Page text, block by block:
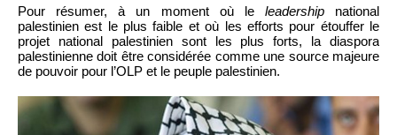
Pour résumer, à un moment où le leadershipnational
palestinien est le plus faible et où les efforts pour étouffer le
projet national palestinien sont les plus forts, la diaspora
palestinienne doit être considérée comme une source majeure
de pouvoir pour l’OLP et le peuple palestinien.